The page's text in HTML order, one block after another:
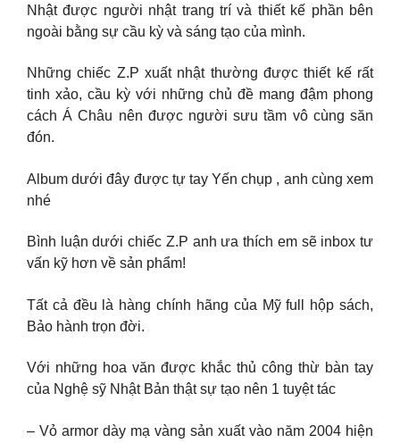
Nhật được người nhật trang trí và thiết kế phần bên
ngoài bằng sự cầu kỳ và sáng tạo của mình.
Những chiếc Z.P xuất nhật thường được thiết kế rất
tinh xảo, cầu kỳ với những chủ đề mang đậm phong
cách Á Châu nên được người sưu tầm vô cùng săn
đón.
Album dưới đây được tự tay Yến chụp , anh cùng xem
nhé
Bình luận dưới chiếc Z.P anh ưa thích em sẽ inbox tư
vấn kỹ hơn về sản phẩm!
Tất cả đều là hàng chính hãng của Mỹ full hộp sách,
Bảo hành trọn đời.
Với những hoa văn được khắc thủ công thừ bàn tay
của Nghệ sỹ Nhật Bản thật sự tạo nên 1 tuyệt tác
– Vỏ armor dày mạ vàng sản xuất vào năm 2004 hiện